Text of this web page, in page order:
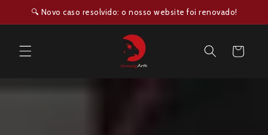
para o
conteúdo
🔍 Novo caso resolvido: o nosso website foi renovado!
Carrinho